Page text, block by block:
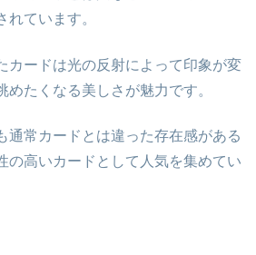
ています。
カードは光の反射によって印象が変
めたくなる美しさが魅力です。
通常カードとは違った存在感がある
の高いカードとして人気を集めてい